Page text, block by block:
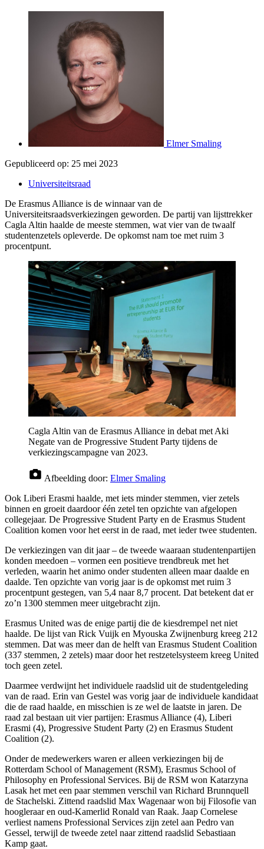
Elmer Smaling
Gepubliceerd op: 25 mei 2023
Universiteitsraad
De Erasmus Alliance is de winnaar van de
Universiteitsraadsverkiezingen geworden. De partij van lijsttrekker
Cagla Altin haalde de meeste stemmen, wat vier van de twaalf
studentenzetels opleverde. De opkomst nam toe met ruim 3
procentpunt.
Cagla Altin van de Erasmus Alliance in debat met Aki
Negate van de Progressive Student Party tijdens de
verkiezingscampagne van 2023.
Afbeelding door: Elmer Smaling
Ook Liberi Erasmi haalde, met iets minder stemmen, vier zetels
binnen en groeit daardoor één zetel ten opzichte van afgelopen
collegejaar. De Progressive Student Party en de Erasmus Student
Coalition komen voor het eerst in de raad, met ieder twee studenten.
De verkiezingen van dit jaar – de tweede waaraan studentenpartijen
konden meedoen – vormen een positieve trendbreuk met het
verleden, waarin het animo onder studenten alleen maar daalde en
daalde. Ten opzichte van vorig jaar is de opkomst met ruim 3
procentpunt gestegen, van 5,4 naar 8,7 procent. Dat betekent dat er
zo’n 1300 stemmen meer uitgebracht zijn.
Erasmus United was de enige partij die de kiesdrempel net niet
haalde. De lijst van Rick Vuijk en Myouska Zwijnenburg kreeg 212
stemmen. Dat was meer dan de helft van Erasmus Student Coalition
(337 stemmen, 2 zetels) maar door het restzetelsysteem kreeg United
toch geen zetel.
Daarmee verdwijnt het individuele raadslid uit de studentgeleding
van de raad. Erin van Gestel was vorig jaar de individuele kandidaat
die de raad haalde, en misschien is ze wel de laatste in jaren. De
raad zal bestaan uit vier partijen: Erasmus Alliance (4), Liberi
Erasmi (4), Progressive Student Party (2) en Erasmus Student
Coalition (2).
Onder de medewerkers waren er alleen verkiezingen bij de
Rotterdam School of Management (RSM), Erasmus School of
Philosophy en Professional Services. Bij de RSM won Katarzyna
Lasak het met een paar stemmen verschil van Richard Brunnquell
de Stachelski. Zittend raadslid Max Wagenaar won bij Filosofie van
hoogleraar en oud-Kamerlid Ronald van Raak. Jaap Cornelese
verliest namens Professional Services zijn zetel aan Pedro van
Gessel, terwijl de tweede zetel naar zittend raadslid Sebastiaan
Kamp gaat.